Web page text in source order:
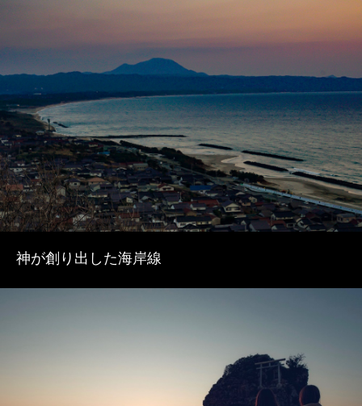
神が創り出した海岸線